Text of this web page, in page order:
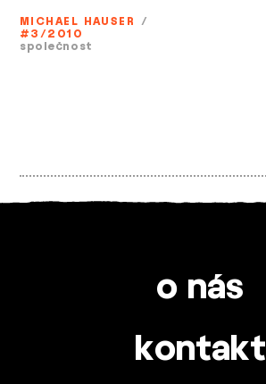
MICHAEL HAUSER /
#3/2010
společnost
o nás
kontakt